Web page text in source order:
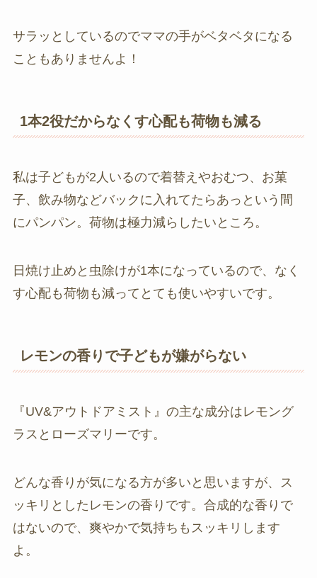
サラッとしているのでママの手がベタベタになる
こともありませんよ！
1本2役だからなくす心配も荷物も減る
私は子どもが2人いるので着替えやおむつ、お菓
子、飲み物などバックに入れてたらあっという間
にパンパン。荷物は極力減らしたいところ。
日焼け止めと虫除けが1本になっているので、なく
す心配も荷物も減ってとても使いやすいです。
レモンの香りで子どもが嫌がらない
『UV&アウトドアミスト』の主な成分はレモング
ラスとローズマリーです。
どんな香りが気になる方が多いと思いますが、ス
ッキリとしたレモンの香りです。合成的な香りで
はないので、爽やかで気持ちもスッキリします
よ。